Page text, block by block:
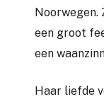
Noorwegen.
een groot
een
Haar liefde